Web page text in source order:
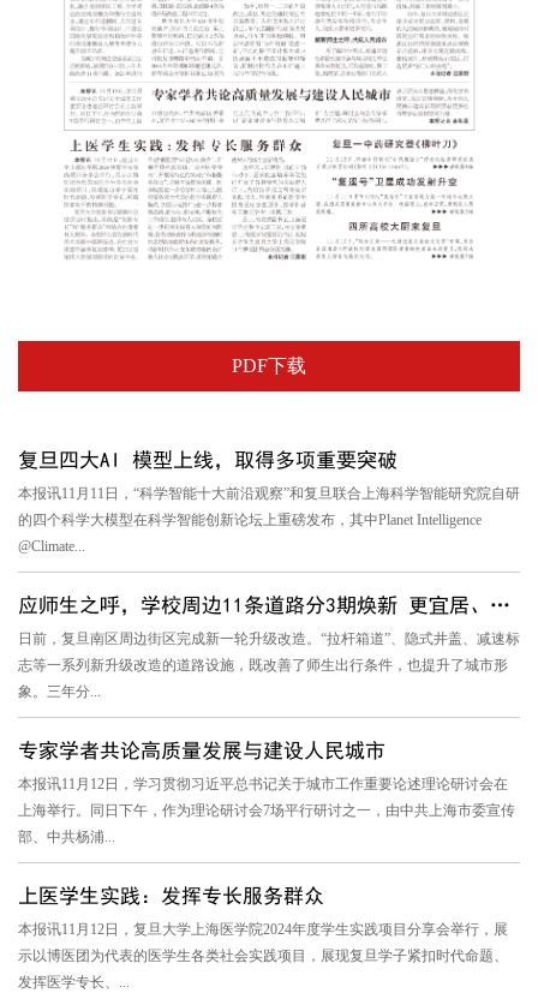
PDF下载
复旦四大AI 模型上线，取得多项重要突破
本报讯11月11日，“科学智能十大前沿观察”和复旦联合上海科学智能研究院自研
的四个科学大模型在科学智能创新论坛上重磅发布，其中Planet Intelligence
@Climate...
应师生之呼，学校周边11条道路分3期焕新 更宜居、更便利、更美...
日前，复旦南区周边街区完成新一轮升级改造。“拉杆箱道”、隐式井盖、减速标
志等一系列新升级改造的道路设施，既改善了师生出行条件，也提升了城市形
象。三年分...
专家学者共论高质量发展与建设人民城市
本报讯11月12日，学习贯彻习近平总书记关于城市工作重要论述理论研讨会在
上海举行。同日下午，作为理论研讨会7场平行研讨之一，由中共上海市委宣传
部、中共杨浦...
上医学生实践：发挥专长服务群众
本报讯11月12日，复旦大学上海医学院2024年度学生实践项目分享会举行，展
示以博医团为代表的医学生各类社会实践项目，展现复旦学子紧扣时代命题、
发挥医学专长、...